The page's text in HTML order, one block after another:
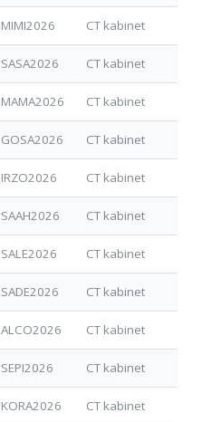
MIMI2026 CT kabinet
SASA2026 CT kabinet
MAMA2026 CT kabinet
GOSA2026 CT kabinet
IRZO2026 CT kabinet
SAAH2026 CT kabinet
SALE2026 CT kabinet
SADE2026 CT kabinet
ALCO2026 CT kabinet
SEPI2026 CT kabinet
KORA2026 CT kabinet